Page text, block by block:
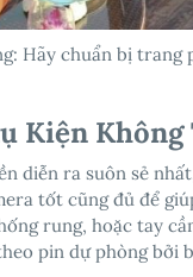
Hãy chuẩn bị trang
Kiện
diễn ra suôn sẻ
tốt cũng đủ để
rung, hoặc tay
pin dự phòng bởi